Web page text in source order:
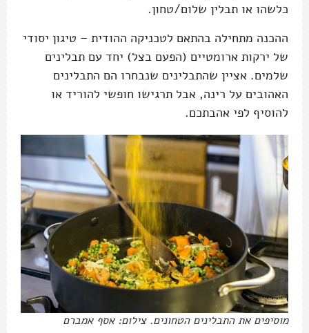
כלשהו או תבלין שלום/טחון.
ההכנה מתחילה בהתאם לטכניקה ההודית – טיגון יסודי
של ירקות ארומטיים (הפעם בצל) יחד עם תבלינים
שלמים. אציין שהתבלינים שנבחרו הם התבלינים
האהובים על רינה, אבל תרגישו חופשי להוריד או
להוסיף לפי אהבתכם.
מוסיפים את התבלינים הטחונים. צילום: אסף אמברם